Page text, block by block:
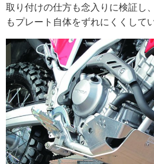
取り付けの仕方も念入りに検証し
もプレート自体をずれにくくして